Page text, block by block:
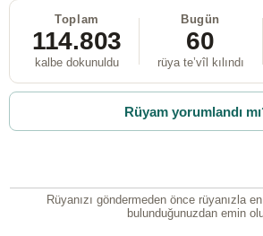
Toplam
114.803
kalbe dokunuldu
Bugün
60
rüya te’vîl kılındı
Rüyam yorumlandı
Rüyanızı göndermeden önce rüyanızla
bulunduğunuzdan emin